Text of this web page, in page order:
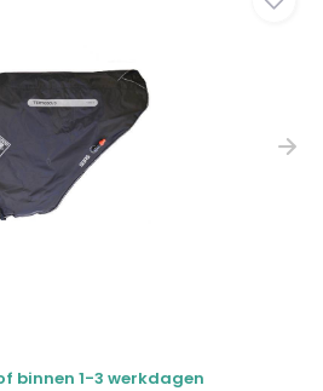
binnen 1-3 werkdagen